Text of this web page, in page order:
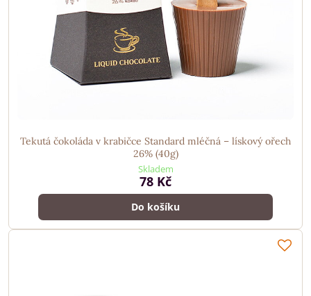
Tekutá čokoláda v krabičce Standard mléčná – lískový ořech
26% (40g)
Skladem
78 Kč
Do košíku